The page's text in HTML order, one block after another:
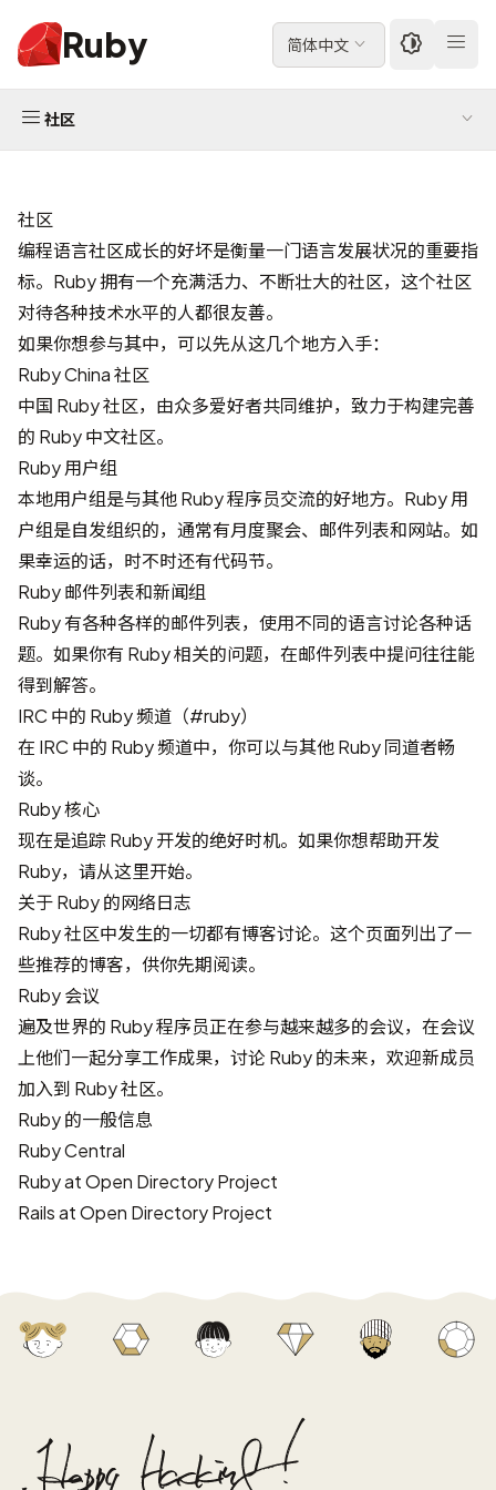
Ruby 简体中文
社区
社区
编程语言社区成长的好坏是衡量一门语言发展状况的重要指
标。Ruby 拥有一个充满活力、不断壮大的社区，这个社区
对待各种技术水平的人都很友善。
如果你想参与其中，可以先从这几个地方入手：
Ruby China 社区
中国 Ruby 社区，由众多爱好者共同维护，致力于构建完善
的 Ruby 中文社区。
Ruby 用户组
本地用户组是与其他 Ruby 程序员交流的好地方。Ruby 用
户组是自发组织的，通常有月度聚会、邮件列表和网站。如
果幸运的话，时不时还有代码节。
Ruby 邮件列表和新闻组
Ruby 有各种各样的邮件列表，使用不同的语言讨论各种话
题。如果你有 Ruby 相关的问题，在邮件列表中提问往往能
得到解答。
IRC 中的 Ruby 频道（#ruby）
在 IRC 中的 Ruby 频道中，你可以与其他 Ruby 同道者畅
谈。
Ruby 核心
现在是追踪 Ruby 开发的绝好时机。如果你想帮助开发
Ruby，请从这里开始。
关于 Ruby 的网络日志
Ruby 社区中发生的一切都有博客讨论。这个页面列出了一
些推荐的博客，供你先期阅读。
Ruby 会议
遍及世界的 Ruby 程序员正在参与越来越多的会议，在会议
上他们一起分享工作成果，讨论 Ruby 的未来，欢迎新成员
加入到 Ruby 社区。
Ruby 的一般信息
Ruby Central
Ruby at Open Directory Project
Rails at Open Directory Project